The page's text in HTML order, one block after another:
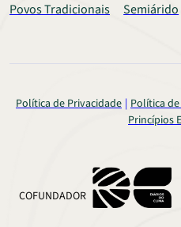
Povos Tradicionais
Semiárido
Política de Privacidade Política
Princípios
COFUNDADOR